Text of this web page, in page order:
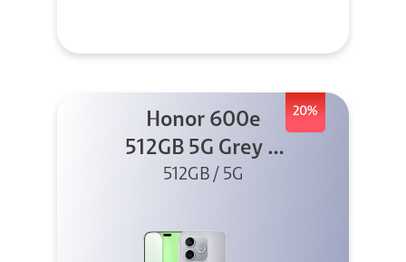
20%
Honor 600e
512GB 5G Grey +
45W
512GB / 5G